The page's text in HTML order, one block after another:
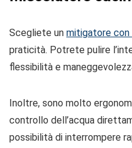
Scegliete un mitigatore
praticità. Potrete pulire
flessibilità e
Inoltre, sono molto
controllo dell’acqua
possibilità di interrompere